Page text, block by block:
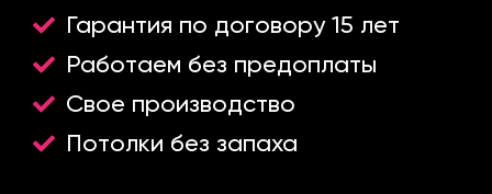
Гарантия по договору 15 лет
Работаем без предоплаты
Свое производство
Потолки без запаха